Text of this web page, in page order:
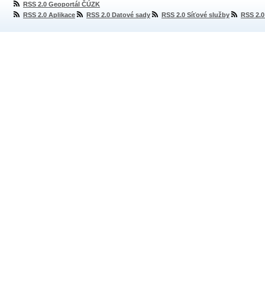
RSS 2.0 Geoportál ČÚZK
RSS 2.0 Aplikace
RSS 2.0 Datové sady RSS 2.0 Síťové služby RSS